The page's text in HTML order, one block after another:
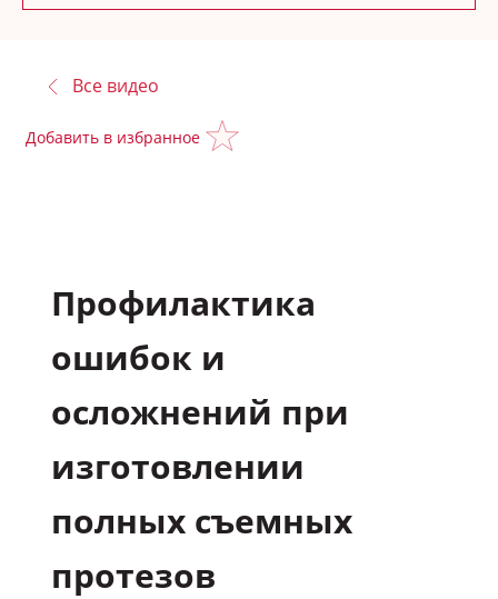
Научные статьи
Задать вопрос эксперту
Обратная связь
Мой профиль
Все видео
Добавить в избранное
Профилактика
ошибок и
осложнений при
изготовлении
полных съемных
протезов